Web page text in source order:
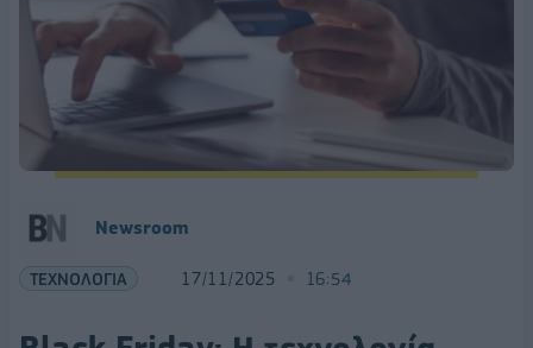
Newsroom
ΤΕΧΝΟΛΟΓΙΑ 17/11/2025 16:54